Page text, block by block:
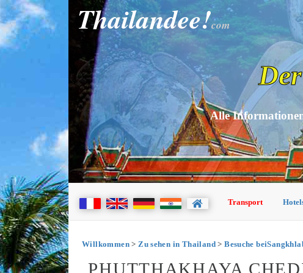
Thailandee!com
Alle
Transport
Willkommen>Zu sehen in Thailand>Besuche
PHUTTHAKHAYA